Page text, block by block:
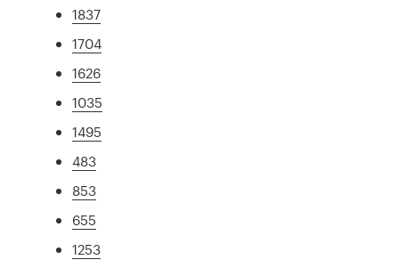
1837
1704
1626
1035
1495
483
853
655
1253